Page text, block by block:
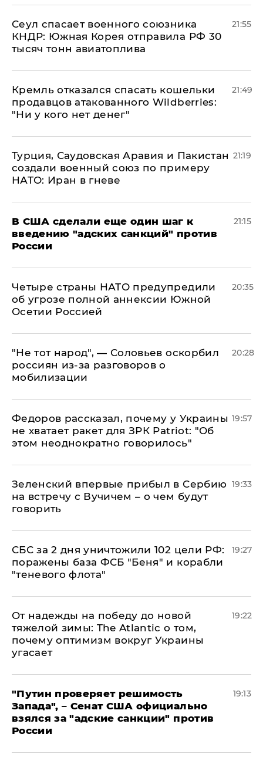
​Сеул спасает военного союзника
КНДР: Южная Корея отправила РФ 30
тысяч тонн авиатоплива
21:55
Кремль отказался спасать кошельки
продавцов атакованного Wildberries:
"Ни у кого нет денег"
21:49
Турция, Саудовская Аравия и Пакистан
создали военный союз по примеру
НАТО: Иран в гневе
21:19
В США сделали еще один шаг к
введению "адских санкций" против
России
21:15
Четыре страны НАТО предупредили
об угрозе полной аннексии Южной
Осетии Россией
20:35
​"Не тот народ", — Соловьев оскорбил
россиян из-за разговоров о
мобилизации
20:28
Федоров рассказал, почему у Украины
не хватает ракет для ЗРК Patriot: "Об
этом неоднократно говорилось"
19:57
Зеленский впервые прибыл в Сербию
на встречу с Вучичем – о чем будут
говорить
19:33
СБС за 2 дня уничтожили 102 цели РФ:
поражены база ФСБ "Беня" и корабли
"теневого флота"
19:27
От надежды на победу до новой
тяжелой зимы: The Atlantic о том,
почему оптимизм вокруг Украины
угасает
19:22
"Путин проверяет решимость
Запада", – Сенат США официально
взялся за "адские санкции" против
России
19:13